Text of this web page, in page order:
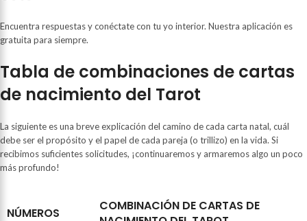
Encuentra respuestas y conéctate con tu yo interior. Nuestra aplicación es
gratuita para siempre.
Tabla de combinaciones de cartas
de nacimiento del Tarot
La siguiente es una breve explicación del camino de cada carta natal, cuál
debe ser el propósito y el papel de cada pareja (o trillizo) en la vida. Si
recibimos suficientes solicitudes, ¡continuaremos y armaremos algo un poco
más profundo!
NÚMEROS
COMBINACIÓN DE CARTAS DE